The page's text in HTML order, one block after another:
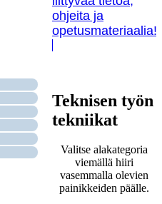
ohjeita ja
opetusmateriaalia!
Teknisen työn
tekniikat
Valitse alakategoria
viemällä hiiri
vasemmalla olevien
painikkeiden päälle.